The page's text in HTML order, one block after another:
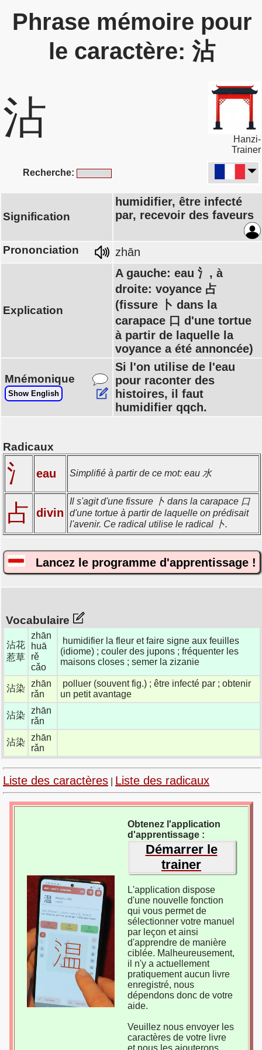
Phrase mémoire pour
le caractère: 沾
沾
Hanzi-
Trainer
Recherche:
Signification
humidifier, être infecté
par, recevoir des faveurs
Prononciation zhān
Explication
A gauche: eau 氵, à
droite: voyance 占
(fissure 卜 dans la
carapace 口 d'une tortue
à partir de laquelle la
voyance a été annoncée)
Mnémonique
Show English
Si l'on utilise de l'eau
pour raconter des
histoires, il faut
humidifier qqch.
Radicaux
氵 eau Simplifié à partir de ce mot: eau 水
占 divin
Il s'agit d'une fissure 卜 dans la carapace 口
d'une tortue à partir de laquelle on prédisait
l'avenir. Ce radical utilise le radical 卜.
Lancez le programme d'apprentissage !
Vocabulaire
沾花
惹草
zhān
huā
rě
cǎo
humidifier la fleur et faire signe aux feuilles
(idiome) ; couler des jupons ; fréquenter les
maisons closes ; semer la zizanie
沾染
zhān
rǎn
polluer (souvent fig.) ; être infecté par ; obtenir
un petit avantage
沾染
zhān
rǎn
沾染
zhān
rǎn
Liste des caractères Liste des radicaux
Obtenez l'application
d'apprentissage :
Démarrer le
trainer
L'application dispose
d'une nouvelle fonction
qui vous permet de
sélectionner votre manuel
par leçon et ainsi
d'apprendre de manière
ciblée. Malheureusement,
il n'y a actuellement
pratiquement aucun livre
enregistré, nous
dépendons donc de votre
aide.
Veuillez nous envoyer les
caractères de votre livre
et nous les ajouterons